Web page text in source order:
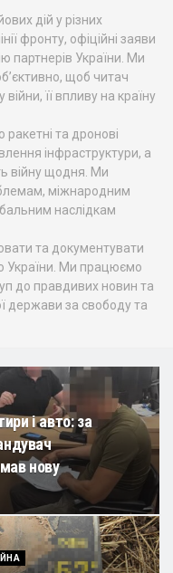
дій у різних
фронту, офіційні заяви
партнерів України. Ми
щоб читач
її впливу на країну
ракетні та дронові
інфраструктури, а
війну щодня. Ми
міжнародним
наслідкам
та документувати
України. Ми працюємо
до правдивих новин та
держави за свободу та
і авто: за
нову